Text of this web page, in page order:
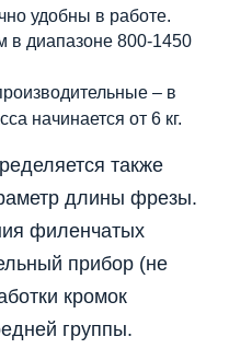
удобны в работе.
в диапазоне 800-1450
– в
начинается от 6 кг.
также
длины фрезы.
филенчатых
прибор (не
кромок
группы.